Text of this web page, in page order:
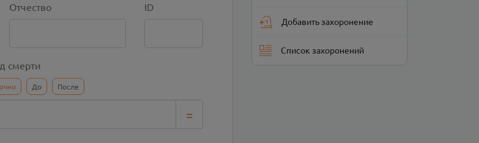
Отчество ID
смерти
До После
=
Добавить захоронение
Список захоронений